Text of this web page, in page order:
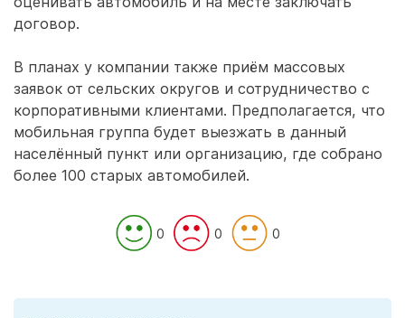
договор.
В планах у компании также приём массовых
заявок от сельских округов и сотрудничество с
корпоративными клиентами. Предполагается, что
мобильная группа будет выезжать в данный
населённый пункт или организацию, где собрано
более 100 старых автомобилей.
0 0 0